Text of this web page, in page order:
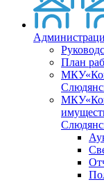
План